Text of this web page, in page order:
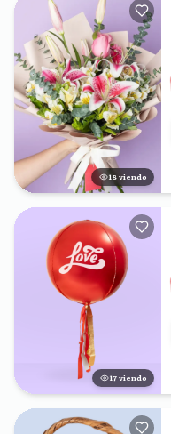
17 viendo
17 viendo